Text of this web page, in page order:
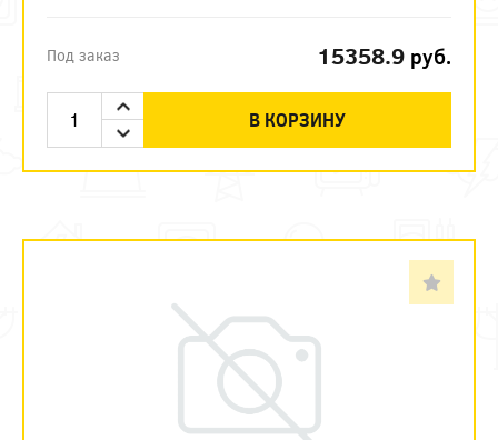
Под заказ 15358.9 руб.
В КОРЗИНУ